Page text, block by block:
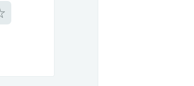
prie mėgstamiausių